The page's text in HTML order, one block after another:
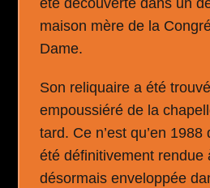
été découverte dans un
maison mère de la
Dame.
Son reliquaire a été
empoussiéré de la
tard. Ce n’est qu’en
été définitivement rendue
désormais enveloppée